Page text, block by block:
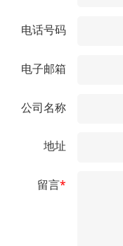
电话号码
电子邮箱
公司名称
地址
留言*